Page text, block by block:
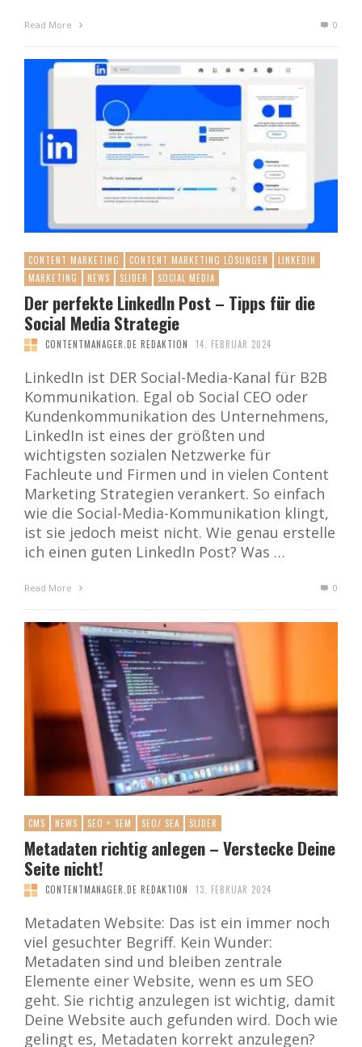
Read More 0
CONTENT MARKETING CONTENT MARKETING LÖSUNGEN
LINKEDIN
MARKETING
NEWS SLIDER SOCIAL MEDIA
Der perfekte LinkedIn Post – Tipps für die
Social Media Strategie
CONTENTMANAGER.DE REDAKTION 14. FEBRUAR 2024
LinkedIn ist DER Social-Media-Kanal für B2B
Kommunikation. Egal ob Social CEO oder
Kundenkommunikation des Unternehmens,
LinkedIn ist eines der größten und
wichtigsten sozialen Netzwerke für
Fachleute und Firmen und in vielen Content
Marketing Strategien verankert. So einfach
wie die Social-Media-Kommunikation klingt,
ist sie jedoch meist nicht. Wie genau erstelle
ich einen guten LinkedIn Post? Was …
Read More 0
CMS NEWS SEO + SEM SEO/ SEA SLIDER
Metadaten richtig anlegen – Verstecke Deine
Seite nicht!
CONTENTMANAGER.DE REDAKTION 13. FEBRUAR 2024
Metadaten Website: Das ist ein immer noch
viel gesuchter Begriff. Kein Wunder:
Metadaten sind und bleiben zentrale
Elemente einer Website, wenn es um SEO
geht. Sie richtig anzulegen ist wichtig, damit
Deine Website auch gefunden wird. Doch wie
gelingt es, Metadaten korrekt anzulegen?